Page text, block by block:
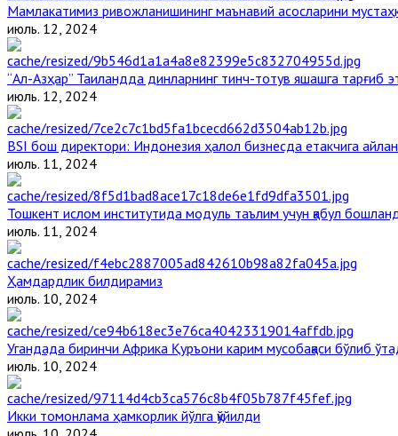
Мамлакатимиз ривожланишининг маънавий асосларини
июль. 12, 2024
“Ал-Азҳар” Таиландда динларнинг тинч-тотув яшашга тарғиб
июль. 12, 2024
BSI бош директори: Индонезия ҳалол бизнесда етакчига
июль. 11, 2024
Тошкент ислом институтида модуль таълим учун қабул
июль. 11, 2024
Ҳамдардлик билдирамиз
июль. 10, 2024
Угандада биринчи Aфрика Қуръони карим мусобақаси бўлиб
июль. 10, 2024
Икки томонлама ҳамкорлик йўлга қўйилди